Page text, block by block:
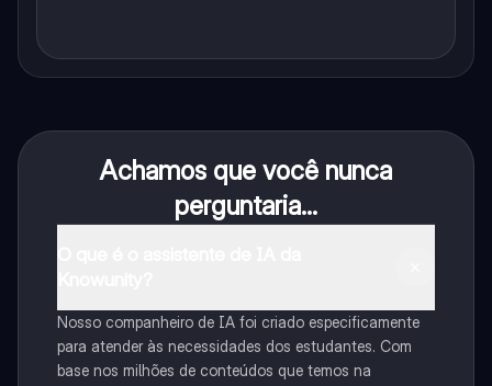
Achamos que você nunca
perguntaria...
Nosso companheiro de IA foi criado especificamente
para atender às necessidades dos estudantes. Com
base nos milhões de conteúdos que temos na